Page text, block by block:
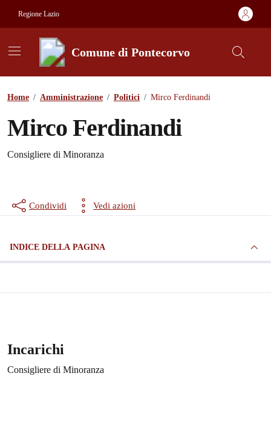
Regione Lazio
Comune di Pontecorvo
Home / Amministrazione / Politici / Mirco Ferdinandi
Mirco Ferdinandi
Consigliere di Minoranza
Condividi Vedi azioni
INDICE DELLA PAGINA
Incarichi
Consigliere di Minoranza